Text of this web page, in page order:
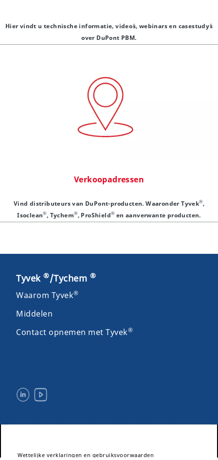
Hier vindt u technische informatie, video´s, webinars en casestudy´s
over DuPont PBM.
Verkoopadressen
Vind distributeurs van DuPont-producten. Waaronder Tyvek®,
Isoclean®, Tychem®, ProShield® en aanverwante producten.
Tyvek ®/Tychem ®
Waarom Tyvek®
Middelen
Contact opnemen met Tyvek®
Wettelijke verklaringen en gebruiksvoorwaarden